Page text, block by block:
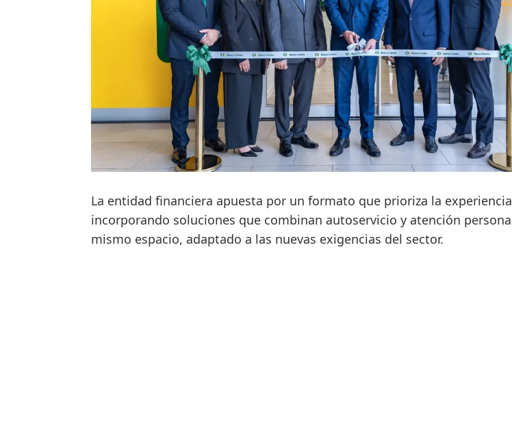
La entidad financiera apuesta por un formato que prioriza la
incorporando soluciones que combinan autoservicio y atención
mismo espacio, adaptado a las nuevas exigencias del sector.